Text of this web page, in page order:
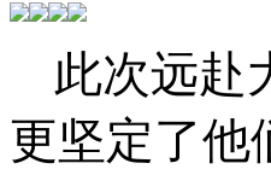
此次远赴
更坚定了他